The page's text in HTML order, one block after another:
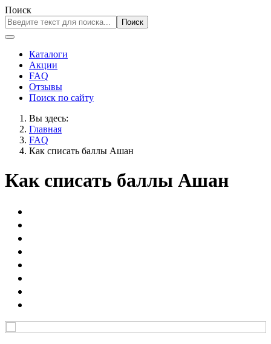
Поиск
Поиск
Каталоги
Акции
FAQ
Отзывы
Поиск по сайту
Вы здесь:
Главная
FAQ
Как списать баллы Ашан
Как списать баллы Ашан